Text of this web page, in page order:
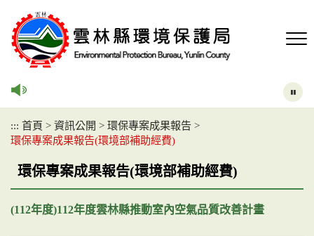
::: 首頁 > 資訊公開 > 環保專案成果報告 >
環保專案成果報告(環境部補助經費)
環保專案成果報告(環境部補助經費)
(112年度)112年度雲林縣推動室內空氣品質改善計畫